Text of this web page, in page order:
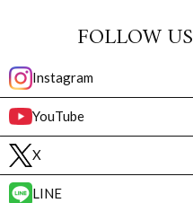
FOLLOW US
Instagram
YouTube
X
LINE